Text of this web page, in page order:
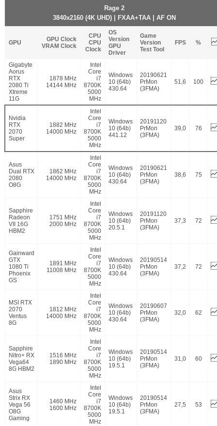
Rage 2
3840x2160 (4K UHD) | FXAA+TAA | AF ON
GPU
GPU Clock
VRAM Clock
CPU
CPU
Clock
OS
Version
GPU
Driver
Game
Version
Test Tool
FPS %
Gigabyte
Aorus
RTX
2080 Ti
Xtreme
11G
1878 MHz
14144 MHz
Intel
Core
i7
8700K
5000
MHz
Windows
10 (64b)
430.64
20190621
PrMon
(3FMA)
51,6 100
Nvidia
RTX
2070
Super
1882 MHz
14000 MHz
Intel
Core
i7
8700K
5000
MHz
Windows
10 (64b)
441.12
20191120
PrMon
(3FMA)
39,0 76
Asus
Dual RTX
2080
O8G
1862 MHz
14000 MHz
Intel
Core
i7
8700K
5000
MHz
Windows
10 (64b)
430.64
20190621
PrMon
(3FMA)
38,6 75
Sapphire
Radeon
VII 16G
HBM2
1751 MHz
2000 MHz
Intel
Core
i7
8700K
5000
MHz
Windows
10 (64b)
20.5.1
20191120
PrMon
(3FMA)
37,3 72
Gainward
GTX
1080 Ti
Phoenix
GS
1891 MHz
11008 MHz
Intel
Core
i7
8700K
5000
MHz
Windows
10 (64b)
430.64
20190514
PrMon
(3FMA)
37,2 72
MSI RTX
2070
Ventus
8G
1812 MHz
14000 MHz
Intel
Core
i7
8700K
5000
MHz
Windows
10 (64b)
430.64
20190607
PrMon
(3FMA)
32,0 62
Sapphire
Nitro+ RX
Vega64
8G HBM2
1516 MHz
1890 MHz
Intel
Core
i7
8700K
5000
MHz
Windows
10 (64b)
19.5.1
20190514
PrMon
(3FMA)
31,0 60
Asus
Strix RX
Vega 56
O8G
Gaming
1460 MHz
1600 MHz
Intel
Core
i7
8700K
5000
MHz
Windows
10 (64b)
19.5.1
20190514
PrMon
(3FMA)
27,5 53